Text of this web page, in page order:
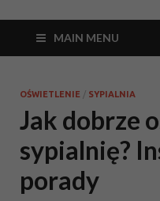
MAIN MENU
OŚWIETLENIE / SYPIALNIA
Jak dobrze
sypialnię?
porady